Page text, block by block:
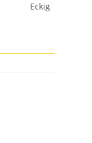
Eckig